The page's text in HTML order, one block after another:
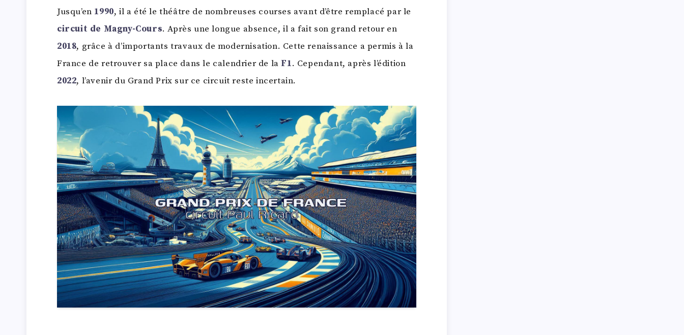
Jusqu’en 1990, il a été le théâtre de nombreuses courses avant d’être remplacé par le
circuit de Magny-Cours. Après une longue absence, il a fait son grand retour en
2018, grâce à d’importants travaux de modernisation. Cette renaissance a permis à la
France de retrouver sa place dans le calendrier de la F1. Cependant, après l’édition
2022, l’avenir du Grand Prix sur ce circuit reste incertain.